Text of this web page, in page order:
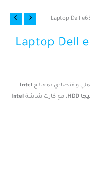
واقتصادي بمعالج Intel
، مع كارت شاشة Intel